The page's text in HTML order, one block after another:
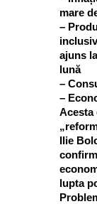
mare
–
ajuns
lună
–
–
Acesta
Ilie
lupta